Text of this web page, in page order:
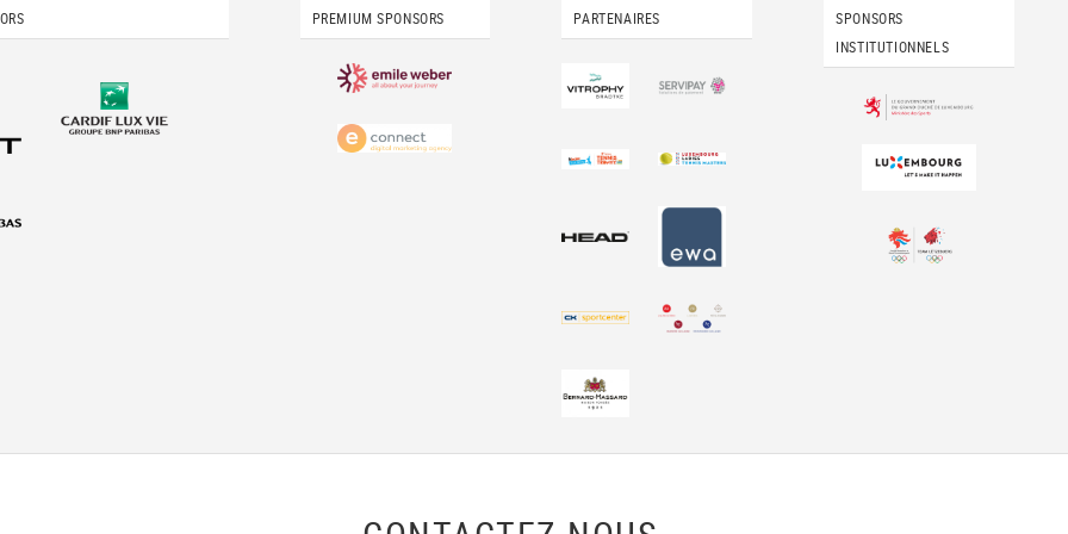
PREMIUM SPONSORS PARTENAIRES
SPONSORS
INSTITUTIONNELS